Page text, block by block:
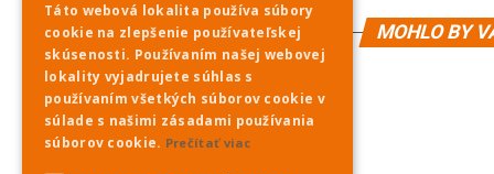
MOHLO BY
Táto webová lokalita používa súbory
cookie na zlepšenie používateľskej
skúsenosti. Používaním našej webovej
lokality vyjadrujete súhlas s
používaním všetkých súborov cookie v
súlade s našimi zásadami používania
súborov cookie. Prečítať viac